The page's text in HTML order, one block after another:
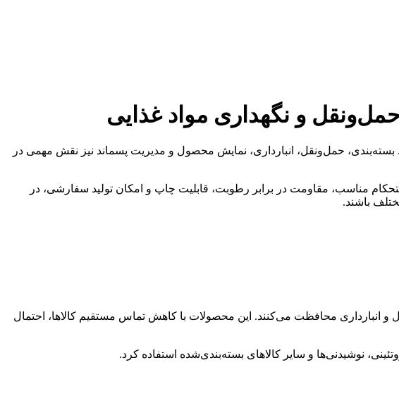
و نگهداری مواد غذایی
حمل‌ونقل، انبارداری، نمایش محصول و مدیریت پسماند نیز نقش مهمی در
مناسب، مقاومت در برابر رطوبت، قابلیت چاپ و امکان تولید سفارشی، در
باشند.
و انبارداری محافظت می‌کنند. این محصولات با کاهش تماس مستقیم کالاها، احتمال
نوشیدنی‌ها و سایر کالاهای بسته‌بندی‌شده استفاده کرد.